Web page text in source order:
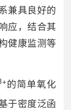
兼具良好的
应，结合其
健康监测等
的简单氧化
于密度泛函